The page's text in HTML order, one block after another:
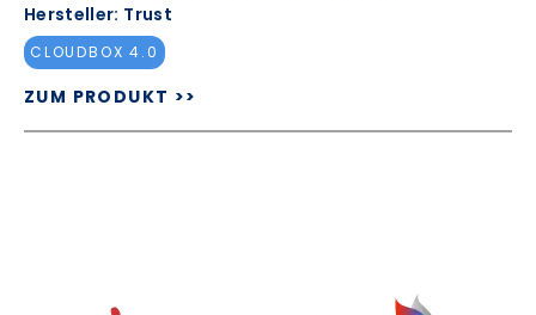
Hersteller: Trust
CLOUDBOX 4.0
ZUM PRODUKT >>